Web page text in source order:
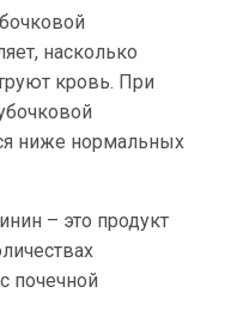
насколько
кровь. При
ниже нормальных
– это продукт
почечной